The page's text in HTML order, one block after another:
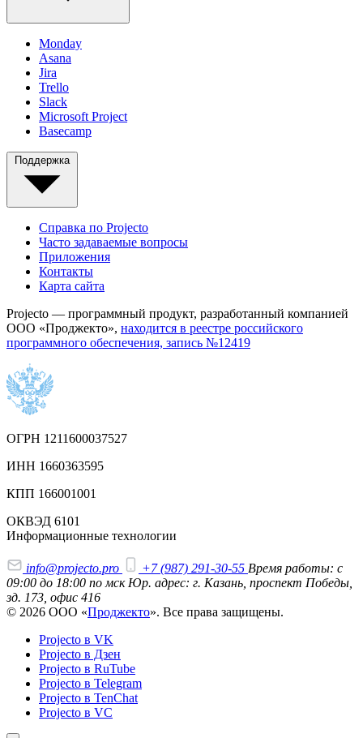
Monday
Asana
Jira
Trello
Slack
Microsoft Project
Basecamp
Поддержка
Справка по Projecto
Часто задаваемые вопросы
Приложения
Контакты
Карта сайта
Projecto — программный продукт, разработанный компанией
ООО «Проджекто», находится в реестре российского
программного обеспечения, запись №12419
ОГРН 1211600037527
ИНН 1660363595
КПП 166001001
ОКВЭД 6101
Информационные технологии
info@projecto.pro +7 (987) 291-30-55 Время работы: с
09:00 до 18:00 по мск Юр. адрес: г. Казань, проспект Победы,
зд. 173, офис 416
© 2026 ООО «Проджекто». Все права защищены.
Projecto в VK
Projecto в Дзен
Projecto в RuTube
Projecto в Telegram
Projecto в TenChat
Projecto в VC